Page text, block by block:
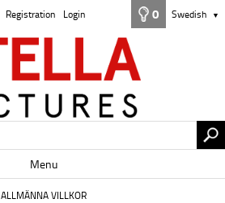
Registration Login 0 Swedish ▼
Menu
ALLMÄNNA VILLKOR